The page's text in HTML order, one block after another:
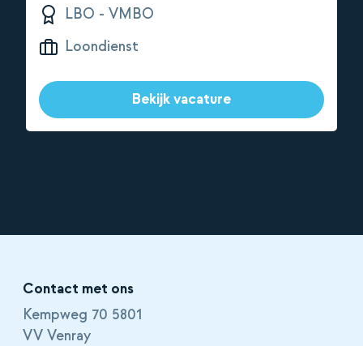
LBO - VMBO
Loondienst
Bekijk vacature
Contact met ons
Kempweg 70 5801
VV Venray